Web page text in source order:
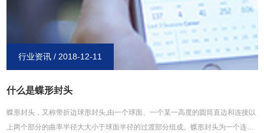
行业资讯 / 2018-12-11
什么是蝶形封头
蝶形封头，又称带折边球形封头,由一个球面、一个某一高度的圆筒直边和连接以
上两个部分的曲率半径大大小于球面半径的过渡部分组成。蝶形封头为一个连续